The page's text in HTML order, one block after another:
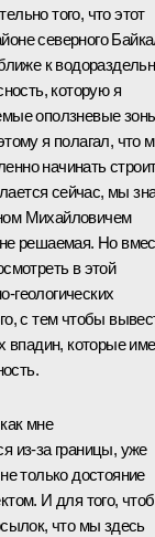
того, что этот
северного
к
которую я
оползневые
я полагал, что
начинать
сейчас, мы
Михайловичем
решаемая. Но
в этой
геологических
с тем чтобы
впадин, которые
мне
из‑за границы, уже
только достояние
И для того,
что мы здесь